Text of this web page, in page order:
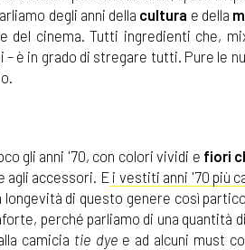
degli anni della cultura e della
del cinema. Tutti ingredienti che,
– è in grado di stregare tutti. Pure le
gli anni '70, con colori vividi e fiori
agli accessori. Ei vestiti anni '70 più
di questo genere così
perché parliamo di una quantità
camicia tie dyee ad alcuni must